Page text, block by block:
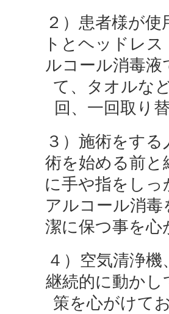
２）患者様が使
トとヘッドレ
ルコール消毒液
て、タオルな
回、一回取り
３）施術をす
術を始める前と
に手や指をしっ
アルコール消毒
潔に保つ事を心
４）空気清浄機
継続的に動かし
策を心がけて